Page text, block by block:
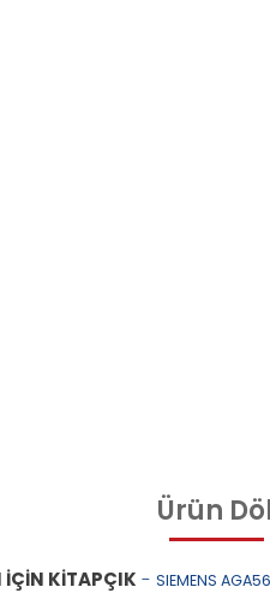
Ürün
İÇİN KİTAPÇIK - SIEMENS